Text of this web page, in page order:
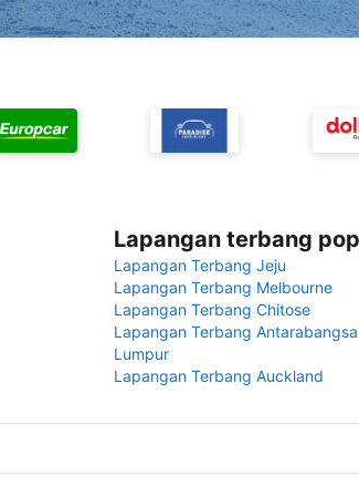
Lapangan terbang
Lapangan Terbang Jeju
Lapangan Terbang Melbourne
Lapangan Terbang Chitose
Lapangan Terbang
Lumpur
Lapangan Terbang Auckland